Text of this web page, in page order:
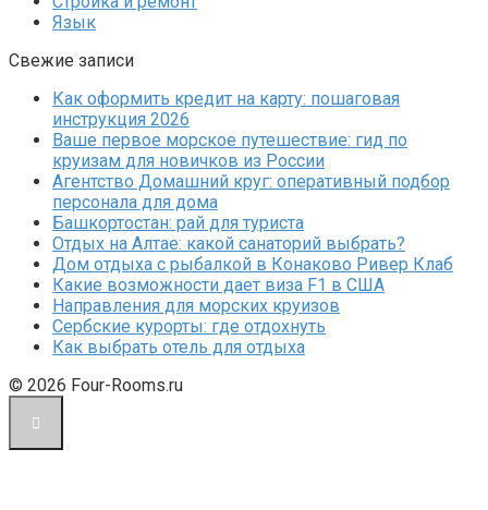
Язык
Свежие записи
Как оформить кредит на карту: пошаговая
инструкция 2026
Ваше первое морское путешествие: гид по
круизам для новичков из России
Агентство Домашний круг: оперативный подбор
персонала для дома
Башкортостан: рай для туриста
Отдых на Алтае: какой санаторий выбрать?
Дом отдыха с рыбалкой в Конаково Ривер Клаб
Какие возможности дает виза F1 в США
Направления для морских круизов
Сербские курорты: где отдохнуть
Как выбрать отель для отдыха
© 2026 Four-Rooms.ru